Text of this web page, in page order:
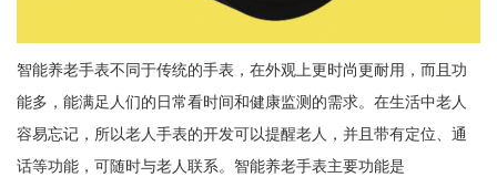
智能养老手表不同于传统的手表，在外观上更时尚更耐用，而且功
能多，能满足人们的日常看时间和健康监测的需求。在生活中老人
容易忘记，所以老人手表的开发可以提醒老人，并且带有定位、通
话等功能，可随时与老人联系。智能养老手表主要功能是